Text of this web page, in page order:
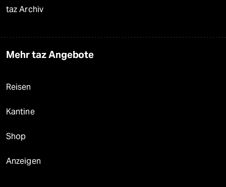
taz Archiv
Mehr taz Angebote
Reisen
Kantine
Shop
Anzeigen